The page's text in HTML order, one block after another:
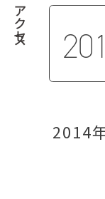
アクセス
2014